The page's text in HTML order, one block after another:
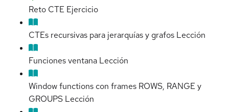
Reto CTE Ejercicio
CTEs recursivas para jerarquías y grafos Lección
Funciones ventana Lección
Window functions con frames ROWS, RANGE y
GROUPS Lección